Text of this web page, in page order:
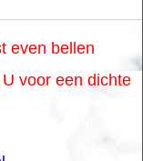
even bellen
voor een dichte